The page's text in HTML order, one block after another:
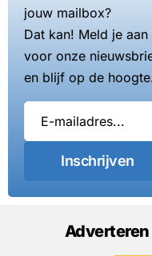
jouw mailbox?
Dat kan! Meld je aan
voor onze
en blijf op de
Inschrijven